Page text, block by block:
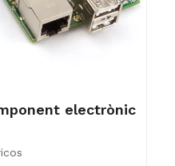
electrònic